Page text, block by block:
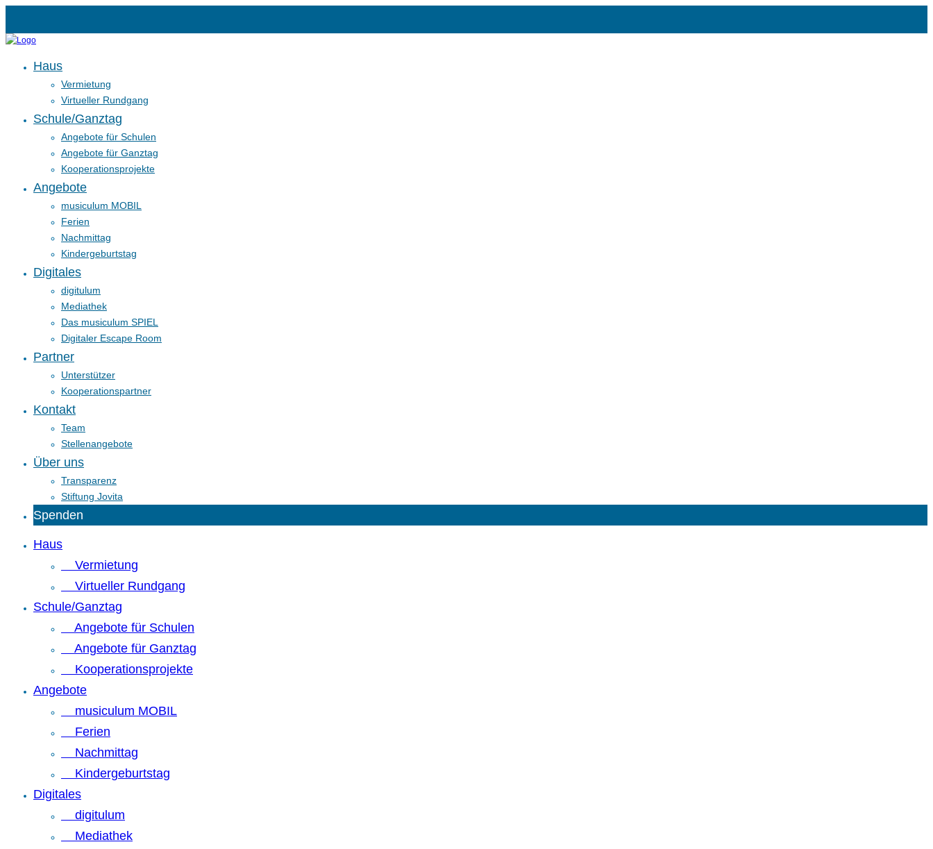
Haus
Vermietung
Virtueller Rundgang
Schule/Ganztag
Angebote für Schulen
Angebote für Ganztag
Kooperationsprojekte
Angebote
musiculum MOBIL
Ferien
Nachmittag
Kindergeburtstag
Digitales
digitulum
Mediathek
Das musiculum SPIEL
Digitaler Escape Room
Partner
Unterstützer
Kooperationspartner
Kontakt
Team
Stellenangebote
Über uns
Transparenz
Stiftung Jovita
Spenden
Haus
Vermietung
Virtueller Rundgang
Schule/Ganztag
Angebote für Schulen
Angebote für Ganztag
Kooperationsprojekte
Angebote
musiculum MOBIL
Ferien
Nachmittag
Kindergeburtstag
Digitales
digitulum
Mediathek